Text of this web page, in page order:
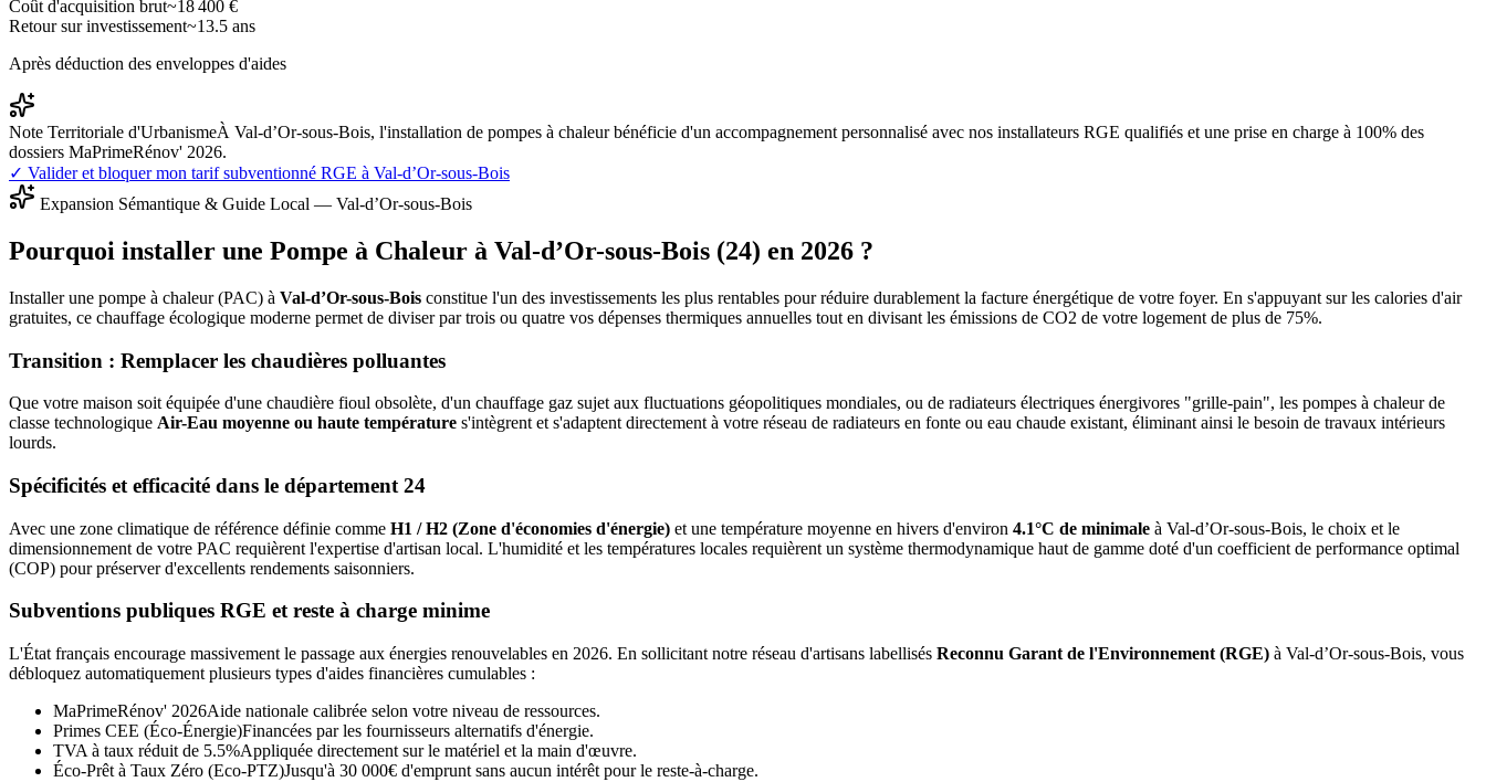
Coût d'acquisition brut~18 400 €
Retour sur investissement~13.5 ans
Après déduction des enveloppes d'aides
Note Territoriale d'UrbanismeÀ Val-d’Or-sous-Bois, l'installation de pompes à chaleur bénéficie d'un accompagnement personnalisé avec nos installateurs RGE qualifiés et une prise en charge à 100% des
dossiers MaPrimeRénov' 2026.
✓ Valider et bloquer mon tarif subventionné RGE à Val-d’Or-sous-Bois
Expansion Sémantique & Guide Local — Val-d’Or-sous-Bois
Pourquoi installer une Pompe à Chaleur à Val-d’Or-sous-Bois (24) en 2026 ?
Installer une pompe à chaleur (PAC) à Val-d’Or-sous-Bois constitue l'un des investissements les plus rentables pour réduire durablement la facture énergétique de votre foyer. En s'appuyant sur les calories d'air
gratuites, ce chauffage écologique moderne permet de diviser par trois ou quatre vos dépenses thermiques annuelles tout en divisant les émissions de CO2 de votre logement de plus de 75%.
Transition : Remplacer les chaudières polluantes
Que votre maison soit équipée d'une chaudière fioul obsolète, d'un chauffage gaz sujet aux fluctuations géopolitiques mondiales, ou de radiateurs électriques énergivores "grille-pain", les pompes à chaleur de
classe technologique Air-Eau moyenne ou haute température s'intègrent et s'adaptent directement à votre réseau de radiateurs en fonte ou eau chaude existant, éliminant ainsi le besoin de travaux intérieurs
lourds.
Spécificités et efficacité dans le département 24
Avec une zone climatique de référence définie comme H1 / H2 (Zone d'économies d'énergie) et une température moyenne en hivers d'environ 4.1°C de minimale à Val-d’Or-sous-Bois, le choix et le
dimensionnement de votre PAC requièrent l'expertise d'artisan local. L'humidité et les températures locales requièrent un système thermodynamique haut de gamme doté d'un coefficient de performance optimal
(COP) pour préserver d'excellents rendements saisonniers.
Subventions publiques RGE et reste à charge minime
L'État français encourage massivement le passage aux énergies renouvelables en 2026. En sollicitant notre réseau d'artisans labellisés Reconnu Garant de l'Environnement (RGE) à Val-d’Or-sous-Bois, vous
débloquez automatiquement plusieurs types d'aides financières cumulables :
MaPrimeRénov' 2026Aide nationale calibrée selon votre niveau de ressources.
Primes CEE (Éco-Énergie)Financées par les fournisseurs alternatifs d'énergie.
TVA à taux réduit de 5.5%Appliquée directement sur le matériel et la main d'œuvre.
Éco-Prêt à Taux Zéro (Eco-PTZ)Jusqu'à 30 000€ d'emprunt sans aucun intérêt pour le reste-à-charge.